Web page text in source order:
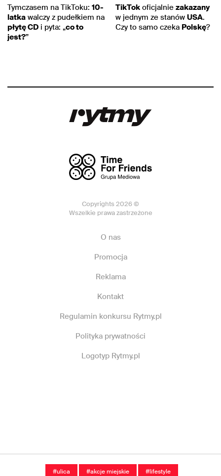
#ulica #akcje miejskie #lifestyle
Tymczasem na TikToku: 10-
latka walczy z pudełkiem na
płytę CD i pyta: „co to
jest?”
TikTok oficjalnie zakazany
w jednym ze stanów USA.
Czy to samo czeka Polskę?
Copyrights 2026 ©
Wszelkie prawa zastrzeżone
O nas
Promocja
Reklama
Kontakt
Regulamin konkursu Rytmy.pl
Polityka prywatności
Logotyp Rytmy.pl